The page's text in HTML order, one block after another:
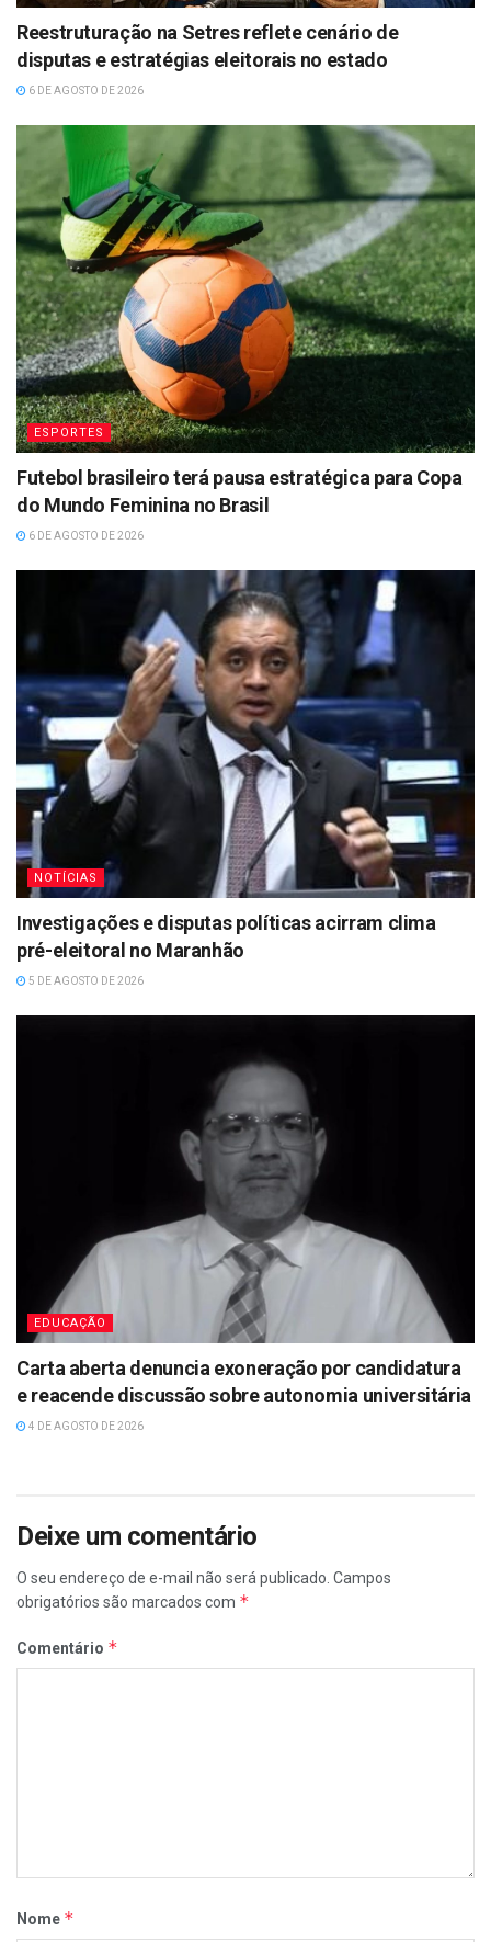
Reestruturação na Setres reflete cenário de
disputas e estratégias eleitorais no estado
6 DE AGOSTO DE 2026
ESPORTES
Futebol brasileiro terá pausa estratégica para Copa
do Mundo Feminina no Brasil
6 DE AGOSTO DE 2026
NOTÍCIAS
Investigações e disputas políticas acirram clima
pré-eleitoral no Maranhão
5 DE AGOSTO DE 2026
EDUCAÇÃO
Carta aberta denuncia exoneração por candidatura
e reacende discussão sobre autonomia universitária
4 DE AGOSTO DE 2026
Deixe um comentário
O seu endereço de e-mail não será publicado. Campos
obrigatórios são marcados com *
Comentário *
Nome *